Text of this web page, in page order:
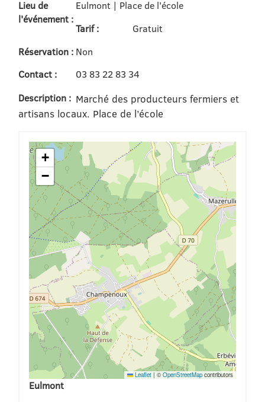
Lieu de
l'événement :
Eulmont | Place de l'école
Tarif :
Gratuit
Réservation : Non
Contact :
03 83 22 83 34
Description : Marché des producteurs fermiers et
artisans locaux. Place de l’école
+
−
Leaflet | ©OpenStreetMap contributors
Eulmont